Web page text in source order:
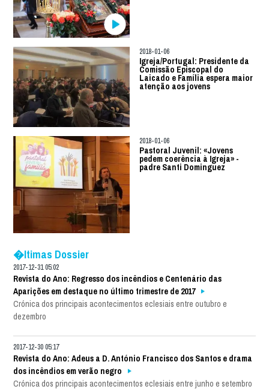
2018-01-06
Igreja/Portugal: Presidente da
Comissão Episcopal do
Laicado e Família espera maior
atenção aos jovens
2018-01-06
Pastoral Juvenil: «Jovens
pedem coerência à Igreja» -
padre Santi Dominguez
�ltimas Dossier
2017-12-31 05:02
Revista do Ano: Regresso dos incêndios e Centenário das
Aparições em destaque no último trimestre de 2017
Crónica dos principais acontecimentos eclesiais entre outubro e
dezembro
2017-12-30 05:17
Revista do Ano: Adeus a D. António Francisco dos Santos e drama
dos incêndios em verão negro
Crónica dos principais acontecimentos eclesiais entre junho e setembro